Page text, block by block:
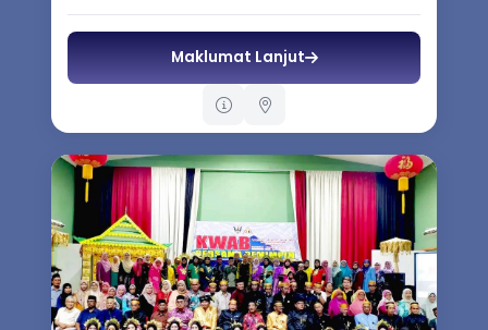
teater, ...
Maklumat Lanjut